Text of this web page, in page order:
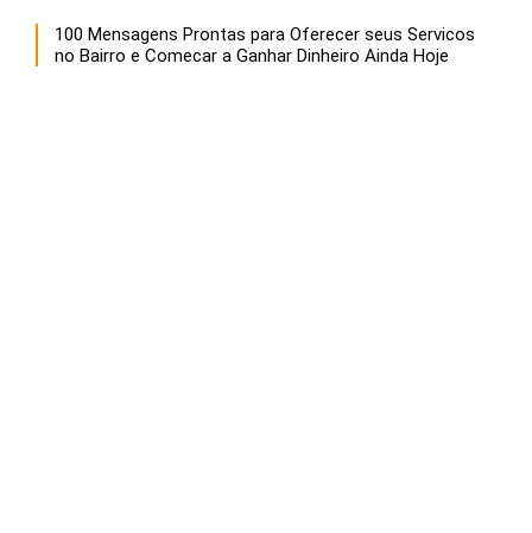
100 Mensagens Prontas para Oferecer seus Servicos
no Bairro e Comecar a Ganhar Dinheiro Ainda Hoje